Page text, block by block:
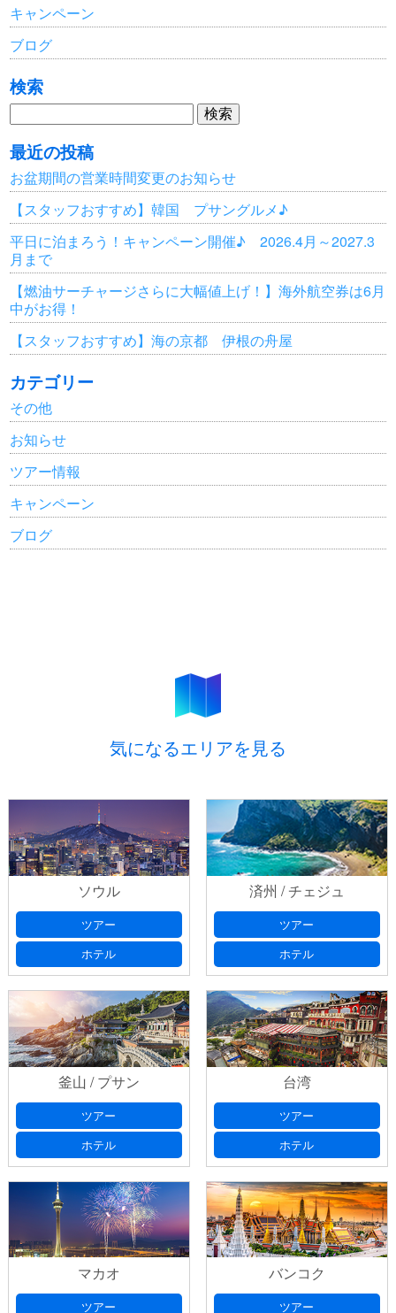
キャンペーン
ブログ
検索
検
索:
最近の投稿
お盆期間の営業時間変更のお知らせ
【スタッフおすすめ】韓国 プサングルメ♪
平日に泊まろう！キャンペーン開催♪ 2026.4月～2027.3
月まで
【燃油サーチャージさらに大幅値上げ！】海外航空券は6月
中がお得！
【スタッフおすすめ】海の京都 伊根の舟屋
カテゴリー
その他
お知らせ
ツアー情報
キャンペーン
ブログ
気になるエリアを見る
ソウル
ツアー
ホテル
済州 / チェジュ
ツアー
ホテル
釜山 / プサン
ツアー
ホテル
台湾
ツアー
ホテル
マカオ
ツアー
バンコク
ツアー